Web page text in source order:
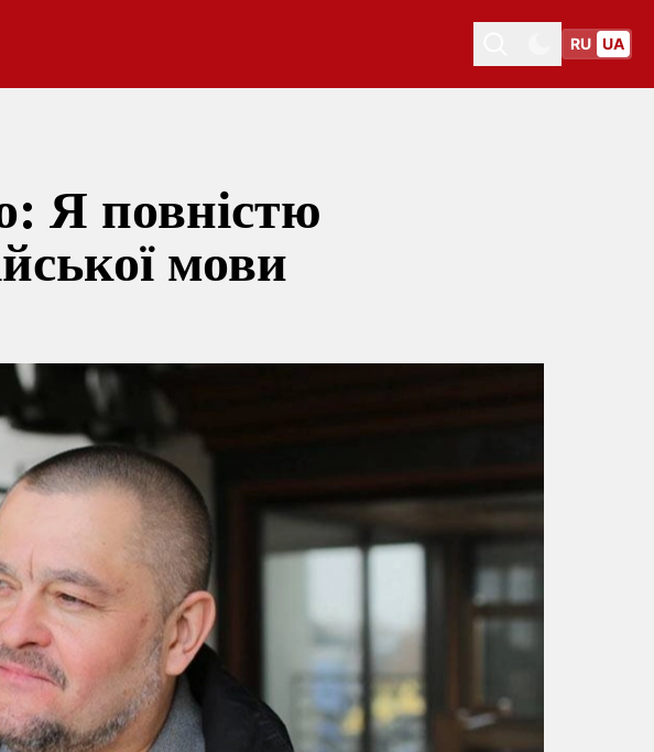
Toggle themeToggle theme
RU UA
Я повністю
мови